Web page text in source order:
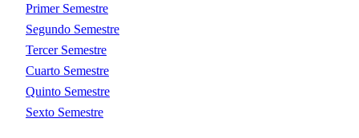
Primer Semestre
Segundo Semestre
Tercer Semestre
Cuarto Semestre
Quinto Semestre
Sexto Semestre